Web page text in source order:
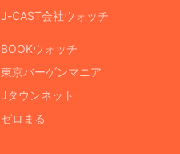
J-CAST会社ウォッチ
BOOKウォッチ
東京バーゲンマニア
Jタウンネット
ゼロまる